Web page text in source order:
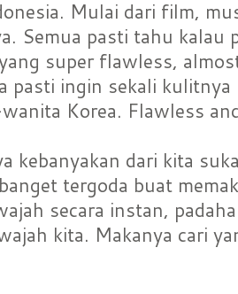
Mulai dari film,
Semua pasti tahu kalau
super flawless,
pasti ingin sekali kulitnya
Korea. Flawless
kebanyakan dari kita
tergoda buat
secara instan,
kita. Makanya cari